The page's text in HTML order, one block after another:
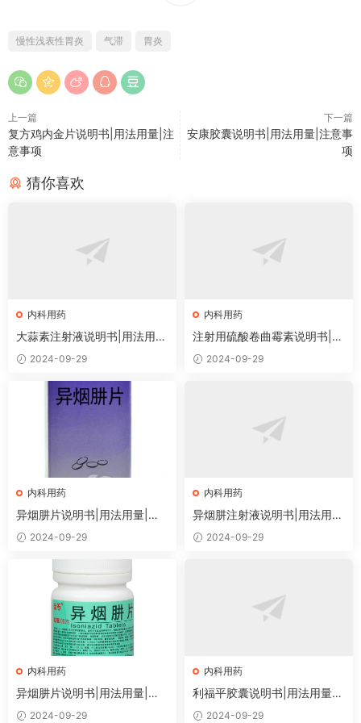
慢性浅表性胃炎 气滞 胃炎
上一篇
复方鸡内金片说明书|用法用量|注
意事项
下一篇
安康胶囊说明书|用法用量|注意事
项
猜你喜欢
内科用药
大蒜素注射液说明书|用法用
量|注意事项
2024-09-29
内科用药
注射用硫酸卷曲霉素说明书|用
法用量|注意事项
2024-09-29
内科用药
异烟肼片说明书|用法用量|注
意事项2024-09-29
内科用药
异烟肼注射液说明书|用法用
量|注意事项
2024-09-29
内科用药
异烟肼片说明书|用法用量|注
意事项2024-09-29
内科用药
利福平胶囊说明书|用法用量|
注意事项
2024-09-29